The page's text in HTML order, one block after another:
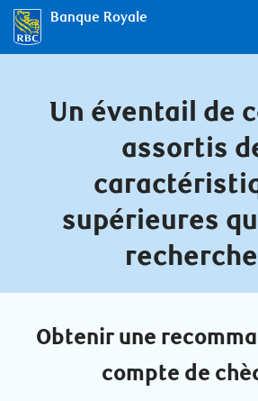
Banque Royale
Un éventail de
assortis
supérieures
Obtenir une
compte de